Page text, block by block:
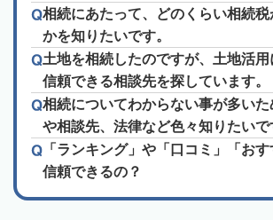
相続にあたって、どのくらい相続税
かを知りたいです。
土地を相続したのですが、土地活用
信頼できる相談先を探しています。
相続についてわからない事が多いた
や相談先、法律など色々知りたいで
「ランキング」や「口コミ」「お
信頼できるの？